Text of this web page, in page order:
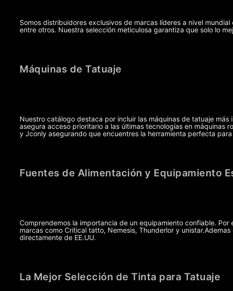
Somos distribuidores exclusivos de marcas líderes a nivel
entre otros. Nuestra selección meticulosa garantiza que solo lo
Máquinas de Tatuaje
Nuestro catálogo destaca por incluir las máquinas de tatuaje
asegura acceso prioritario a las últimas tecnologías en máquinas
y Jconly asegurando que encuentres la herramienta perfecta
Fuentes de Alimentación y Equipamiento
Comprendemos la importancia de un equipamiento confiable.
marcas como Critical tatto, Nemesis, Thunderlor y
directamente de EE.UU.
La Mejor Selección de Tinta para Tatuaje